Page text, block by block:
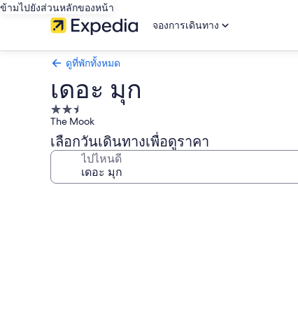
ข้ามไปยังส่วนหลักของหน้า
จองการเดินทาง
ดูที่พักทั้งหมด
เดอะ มุก
ที่พัก
2.5
ดาว
The Mook
เลือกวันเดินทางเพื่อดูราคา
ไปไหนดี